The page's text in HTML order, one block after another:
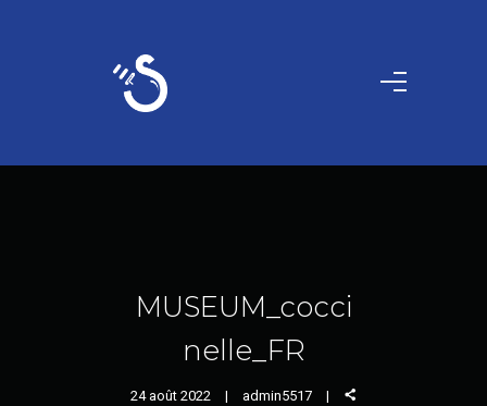
MUSEUM_cocci
nelle_FR
24 août 2022 admin5517